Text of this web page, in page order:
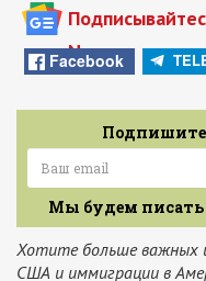
News
Facebook
Мы будем писать
Хотите больше важных
США и иммиграции в